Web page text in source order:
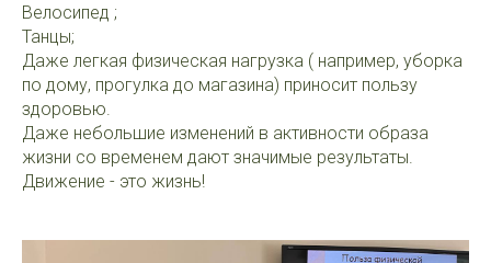
Велосипед ;
Танцы;
Даже легкая физическая нагрузка ( например, уборка
по дому, прогулка до магазина) приносит пользу
здоровью.
Даже небольшие изменений в активности образа
жизни со временем дают значимые результаты.
Движение - это жизнь!